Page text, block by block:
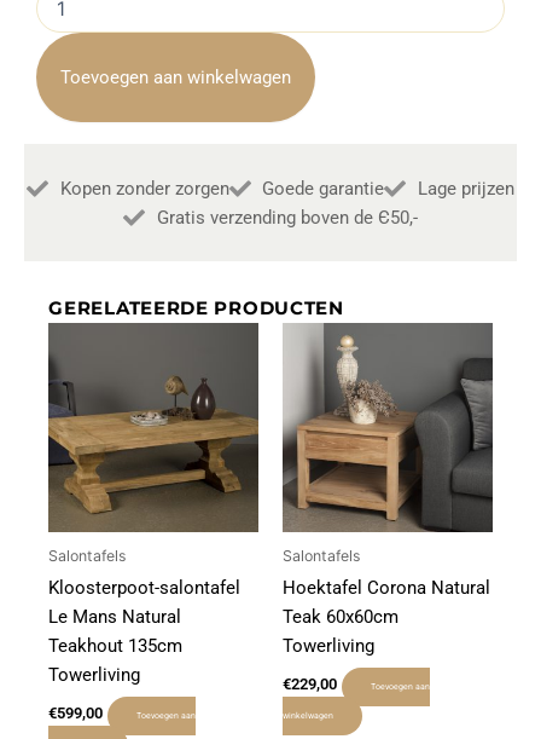
Basto
Metaal
Mango
Hout
Brown
aantal
Toevoegen aan winkelwagen
Kopen zonder zorgen Goede garantie
Lage prijzen
Gratis verzending boven de Є50,-
GERELATEERDE PRODUCTEN
Salontafels
Kloosterpoot-salontafel
Le Mans Natural
Teakhout 135cm
Towerliving
€599,00 Toevoegen aan
Salontafels
Hoektafel Corona Natural
Teak 60x60cm
Towerliving
€229,00 Toevoegen aan
winkelwagen